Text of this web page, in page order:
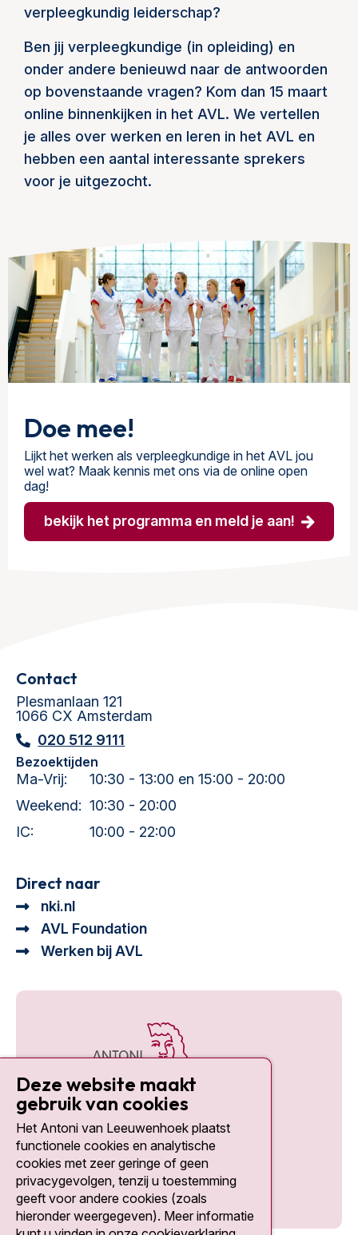
verpleegkundig leiderschap?
Ben jij verpleegkundige (in opleiding) en
onder andere benieuwd naar de antwoorden
op bovenstaande vragen? Kom dan 15 maart
online binnenkijken in het AVL. We vertellen
je alles over werken en leren in het AVL en
hebben een aantal interessante sprekers
voor je uitgezocht.
Doe mee!
Lijkt het werken als verpleegkundige in het AVL jou
wel wat? Maak kennis met ons via de online open
dag!
bekijk het programma en meld je aan!
Contact
Plesmanlaan 121
1066 CX Amsterdam
020 512 9111
Bezoektijden
Ma-Vrij:
10:30 - 13:00 en 15:00 - 20:00
Weekend: 10:30 - 20:00
IC:
10:00 - 22:00
Direct naar
nki.nl
AVL Foundation
Werken bij AVL
Social media
Deze website maakt
gebruik van cookies
Het Antoni van Leeuwenhoek plaatst
functionele cookies en analytische
cookies met zeer geringe of geen
privacygevolgen, tenzij u toestemming
geeft voor andere cookies (zoals
hieronder weergegeven). Meer informatie